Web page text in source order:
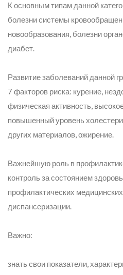
К основным типам данной
болезни системы
новообразования, болезни
диабет.
Развитие заболеваний данной
7 факторов риска: курение,
физическая активность,
повышенный уровень
других материалов, ожирение.
Важнейшую роль в
контроль за состоянием
профилактических
диспансеризации.
Важно:
знать свои показатели,